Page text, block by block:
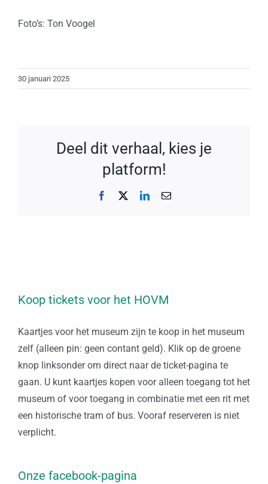
Foto’s: Ton Voogel
30 januari 2025
Deel dit verhaal, kies je
platform!
Facebook LinkedIn
E-
Koop tickets voor het HOVM
Kaartjes voor het museum zijn te koop in het museum
zelf (alleen pin: geen contant geld). Klik op de groene
knop linksonder om direct naar de ticket-pagina te
gaan. U kunt kaartjes kopen voor alleen toegang tot het
museum of voor toegang in combinatie met een rit met
een historische tram of bus. Vooraf reserveren is niet
verplicht.
Onze facebook-pagina